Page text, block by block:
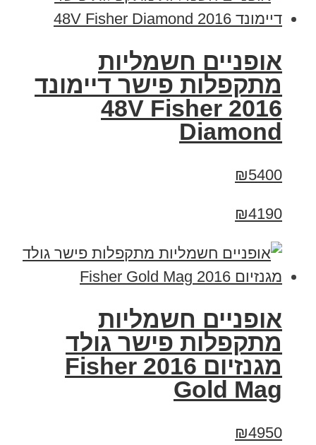
אופניים חשמליות
מתקפלות פישר דיימונד
2016 48V Fisher
Diamond
₪5400
₪4190
אופניים חשמליות
מתקפלות פישר גולד
מגנזיום 2016 Fisher
Gold Mag
₪4950